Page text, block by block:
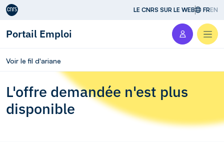
Aller au contenu LE CNRS SUR LE WEB FREN
Portail Emploi
Voir le fil d'ariane
L'offre demandée n'est plus
disponible